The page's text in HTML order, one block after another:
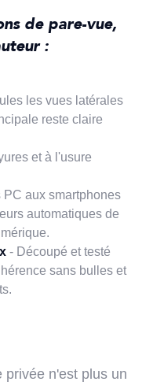
de pare-vue,
:
les vues latérales
reste claire
et à l'usure
PC aux smartphones
automatiques de
- Découpé et testé
sans bulles et
privée n'est plus un